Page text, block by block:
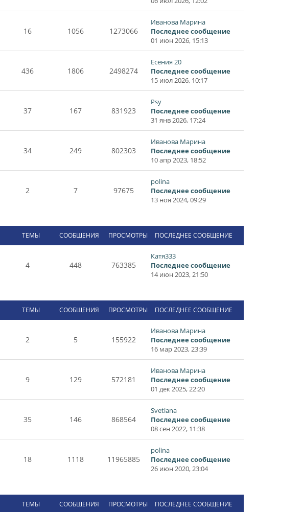
16 1056 1273066
Иванова Марина
Последнее сообщение
01 июн 2026, 15:13
436 1806 2498274
Есения 20
Последнее сообщение
15 июл 2026, 10:17
37 167 831923
Psy
Последнее сообщение
31 янв 2026, 17:24
34 249 802303
Иванова Марина
Последнее сообщение
10 апр 2023, 18:52
2 7 97675
polina
Последнее сообщение
13 ноя 2024, 09:29
ТЕМЫ СООБЩЕНИЯ ПРОСМОТРЫ ПОСЛЕДНЕЕ СООБЩЕНИЕ
4 448 763385
Катя333
Последнее сообщение
14 июн 2023, 21:50
ТЕМЫ СООБЩЕНИЯ ПРОСМОТРЫ ПОСЛЕДНЕЕ СООБЩЕНИЕ
2 5 155922
Иванова Марина
Последнее сообщение
16 мар 2023, 23:39
9 129 572181
Иванова Марина
Последнее сообщение
01 дек 2025, 22:20
35 146 868564
Svetlana
Последнее сообщение
08 сен 2022, 11:38
18 1118 11965885
polina
Последнее сообщение
26 июн 2020, 23:04
ТЕМЫ СООБЩЕНИЯ ПРОСМОТРЫ ПОСЛЕДНЕЕ СООБЩЕНИЕ